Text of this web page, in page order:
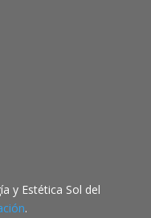
y Estética Sol del
.